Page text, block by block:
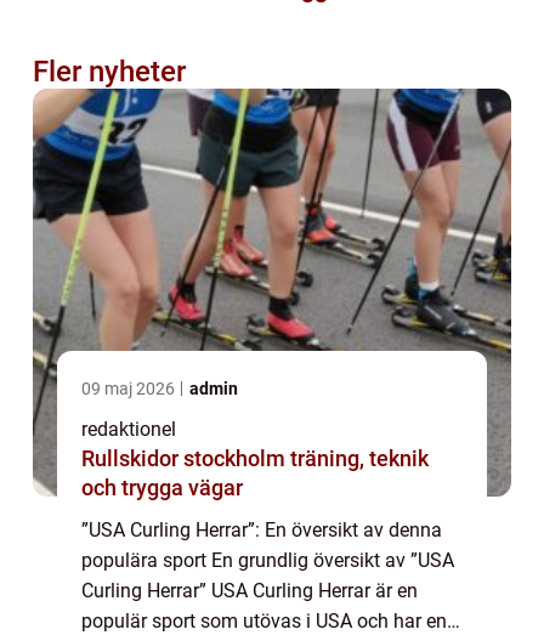
Fler nyheter
09 maj 2026 admin
redaktionel
Rullskidor stockholm träning, teknik
och trygga vägar
”USA Curling Herrar”: En översikt av denna
populära sport En grundlig översikt av ”USA
Curling Herrar” USA Curling Herrar är en
populär sport som utövas i USA och har en